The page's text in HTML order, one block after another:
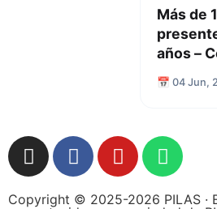
Más de
años –
📅 04 Jun,
Copyright © 2025-2026 PILAS ·